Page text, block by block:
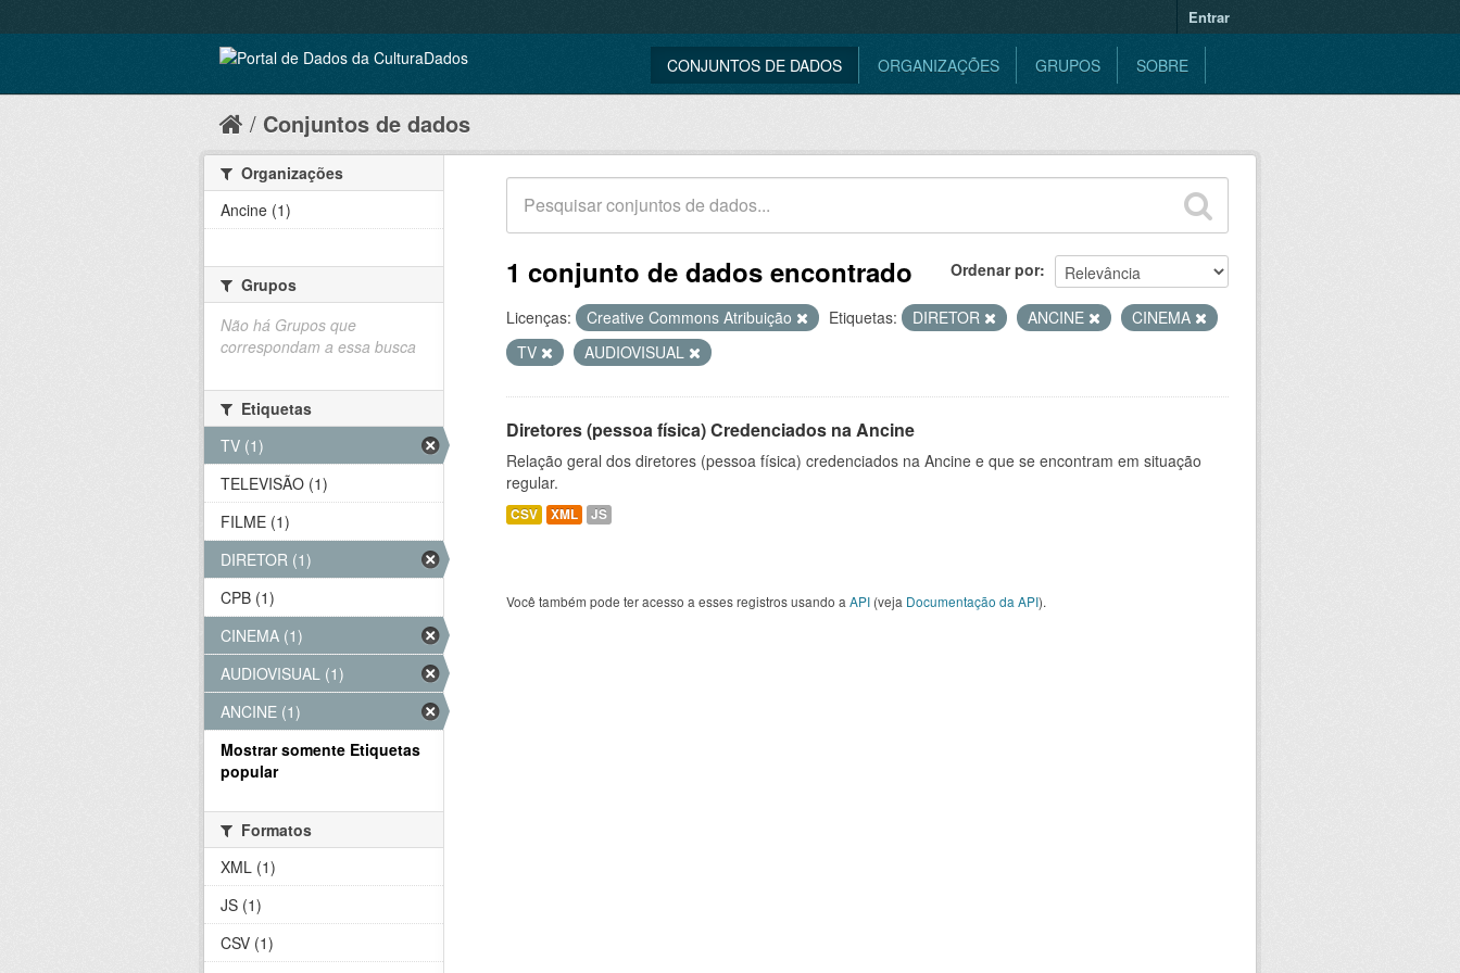
Entrar
CONJUNTOS DE DADOS ORGANIZAÇÕES GRUPOS SOBRE
Conjuntos de dados
Ordenar por
1 conjunto de dados encontrado
Licenças: Creative Commons Atribuição Etiquetas: DIRETOR ANCINE
CINEMA
TV
AUDIOVISUAL
Diretores (pessoa física) Credenciados na Ancine
Relação geral dos diretores (pessoa física) credenciados na Ancine e que se encontram em situação
regular.
CSV XML JS
Você também pode ter acesso a esses registros usando a API (veja Documentação da API).
Organizações
Ancine (1)
Grupos
Não há Grupos que
correspondam a essa busca
Etiquetas
TV (1)
TELEVISÃO (1)
FILME (1)
DIRETOR (1)
CPB (1)
CINEMA (1)
AUDIOVISUAL (1)
ANCINE (1)
Mostrar somente Etiquetas
popular
Formatos
XML (1)
JS (1)
CSV (1)